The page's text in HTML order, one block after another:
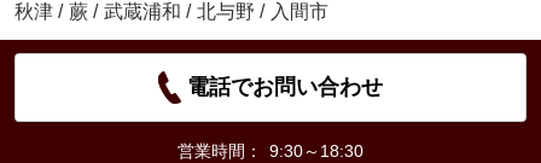
秋津 / 蕨 / 武蔵浦和 / 北与野 / 入間市
電話でお問い合わせ
営業時間：
9:30～18:30